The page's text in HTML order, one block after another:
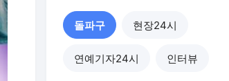
돌파구 현장24시
연예기자24시 인터뷰